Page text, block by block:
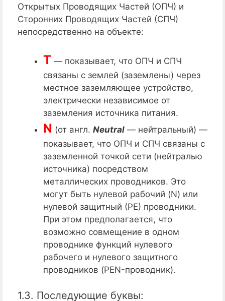
Открытых Проводящих Частей (ОПЧ) и
Сторонних Проводящих Частей (СПЧ)
непосредственно на объекте:
T — показывает, что ОПЧ и СПЧ
связаны с землей (заземлены) через
местное заземляющее устройство,
электрически независимое от
заземления источника питания.
N (от англ. Neutral — нейтральный) —
показывает, что ОПЧ и СПЧ связаны с
заземленной точкой сети (нейтралью
источника) посредством
металлических проводников. Это
могут быть нулевой рабочий (N) или
нулевой защитный (РЕ) проводники.
При этом предполагается, что
возможно совмещение в одном
проводнике функций нулевого
рабочего и нулевого защитного
проводников (PEN-проводник).
1.3. Последующие буквы: